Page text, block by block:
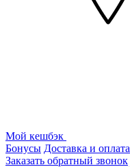
Мой кешбэк
Бонусы Доставка и оплата
Заказать обратный звонок